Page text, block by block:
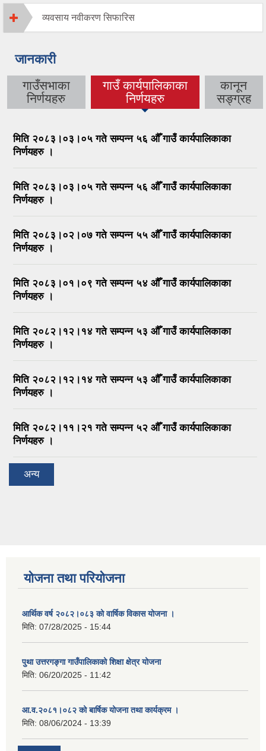
व्यवसाय नवीकरण सिफारिस
जानकारी
गाउँसभाका
निर्णयहरु
गाउँ कार्यपालिकाका
निर्णयहरु
(active tab)
कानून
सङ्ग्रह
मिति २०८३।०३।०५ गते सम्पन्न ५६ औँ गाउँ कार्यपालिकाका
निर्णयहरु ।
मिति २०८३।०३।०५ गते सम्पन्न ५६ औँ गाउँ कार्यपालिकाका
निर्णयहरु ।
मिति २०८३।०२।०७ गते सम्पन्न ५५ औँ गाउँ कार्यपालिकाका
निर्णयहरु ।
मिति २०८३।०१।०९ गते सम्पन्न ५४ औँ गाउँ कार्यपालिकाका
निर्णयहरु ।
मिति २०८२।१२।१४ गते सम्पन्न ५३ औँ गाउँ कार्यपालिकाका
निर्णयहरु ।
मिति २०८२।१२।१४ गते सम्पन्न ५३ औँ गाउँ कार्यपालिकाका
निर्णयहरु ।
मिति २०८२।११।२१ गते सम्पन्न ५२ औँ गाउँ कार्यपालिकाका
निर्णयहरु ।
अन्य
योजना तथा परियोजना
आर्थिक वर्ष २०८२।०८३ को वार्षिक विकास योजना ।
मिति: 07/28/2025 - 15:44
पुथा उत्तरगङ्गा गाउँपालिकाको शिक्षा क्षेत्र योजना
मिति: 06/20/2025 - 11:42
आ.व.२०८१।०८२ को बार्षिक योजना तथा कार्यक्रम ।
मिति: 08/06/2024 - 13:39